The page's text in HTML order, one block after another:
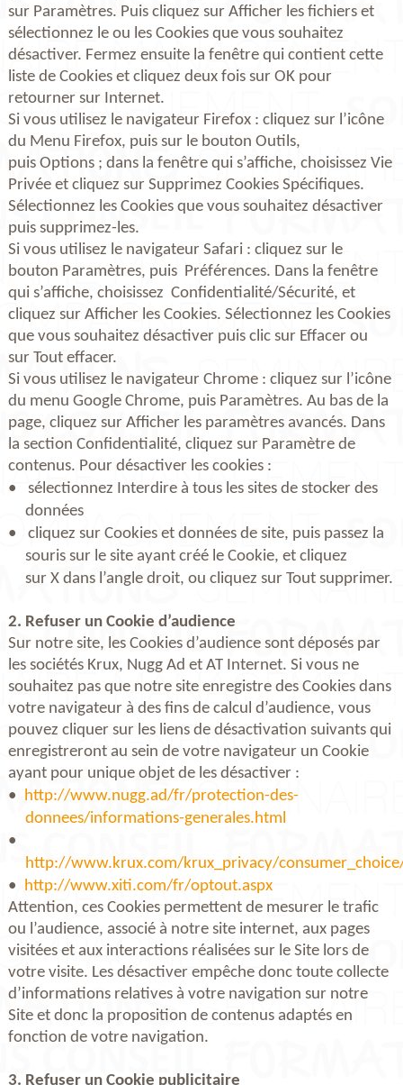
sur Paramètres. Puis cliquez sur Afficher les fichiers et
sélectionnez le ou les Cookies que vous souhaitez
désactiver. Fermez ensuite la fenêtre qui contient cette
liste de Cookies et cliquez deux fois sur OK pour
retourner sur Internet.
Si vous utilisez le navigateur Firefox : cliquez sur l’icône
du Menu Firefox, puis sur le bouton Outils,
puis Options ; dans la fenêtre qui s’affiche, choisissez Vie
Privée et cliquez sur Supprimez Cookies Spécifiques.
Sélectionnez les Cookies que vous souhaitez désactiver
puis supprimez-les.
Si vous utilisez le navigateur Safari : cliquez sur le
bouton Paramètres, puis Préférences. Dans la fenêtre
qui s’affiche, choisissez Confidentialité/Sécurité, et
cliquez sur Afficher les Cookies. Sélectionnez les Cookies
que vous souhaitez désactiver puis clic sur Effacer ou
sur Tout effacer.
Si vous utilisez le navigateur Chrome : cliquez sur l’icône
du menu Google Chrome, puis Paramètres. Au bas de la
page, cliquez sur Afficher les paramètres avancés. Dans
la section Confidentialité, cliquez sur Paramètre de
contenus. Pour désactiver les cookies :
sélectionnez Interdire à tous les sites de stocker des
données
cliquez sur Cookies et données de site, puis passez la
souris sur le site ayant créé le Cookie, et cliquez
sur X dans l’angle droit, ou cliquez sur Tout supprimer.
2. Refuser un Cookie d’audience
Sur notre site, les Cookies d’audience sont déposés par
les sociétés Krux, Nugg Ad et AT Internet. Si vous ne
souhaitez pas que notre site enregistre des Cookies dans
votre navigateur à des fins de calcul d’audience, vous
pouvez cliquer sur les liens de désactivation suivants qui
enregistreront au sein de votre navigateur un Cookie
ayant pour unique objet de les désactiver :
http://www.nugg.ad/fr/protection-des-
donnees/informations-generales.html
http://www.krux.com/krux_privacy/
http://www.xiti.com/fr/optout.aspx
Attention, ces Cookies permettent de mesurer le trafic
ou l’audience, associé à notre site internet, aux pages
visitées et aux interactions réalisées sur le Site lors de
votre visite. Les désactiver empêche donc toute collecte
d’informations relatives à votre navigation sur notre
Site et donc la proposition de contenus adaptés en
fonction de votre navigation.
3. Refuser un Cookie publicitaire